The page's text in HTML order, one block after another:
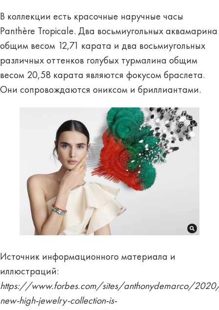
В коллекции есть красочные наручные часы
Panthère Tropicale. Два восьмиугольных аквамарина
общим весом 12,71 карата и два восьмиугольных
различных оттенков голубых турмалина общим
весом 20,58 карата являются фокусом браслета.
Они сопровождаются ониксом и бриллиантами.
Источник информационного материала и
иллюстраций:
https://www.forbes.com/sites/anthonydemarco/
new-high-jewelry-collection-is-